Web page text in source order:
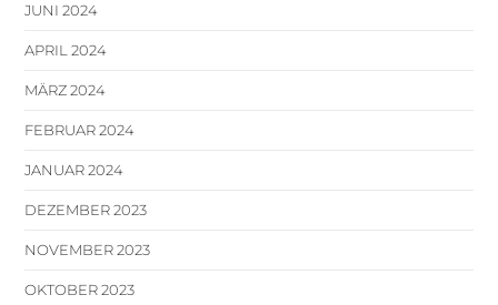
JUNI 2024
APRIL 2024
MÄRZ 2024
FEBRUAR 2024
JANUAR 2024
DEZEMBER 2023
NOVEMBER 2023
OKTOBER 2023